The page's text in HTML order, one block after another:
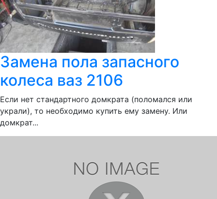
Замена пола запасного
колеса ваз 2106
Если нет стандартного домкрата (поломался или
украли), то необходимо купить ему замену. Или
домкрат...